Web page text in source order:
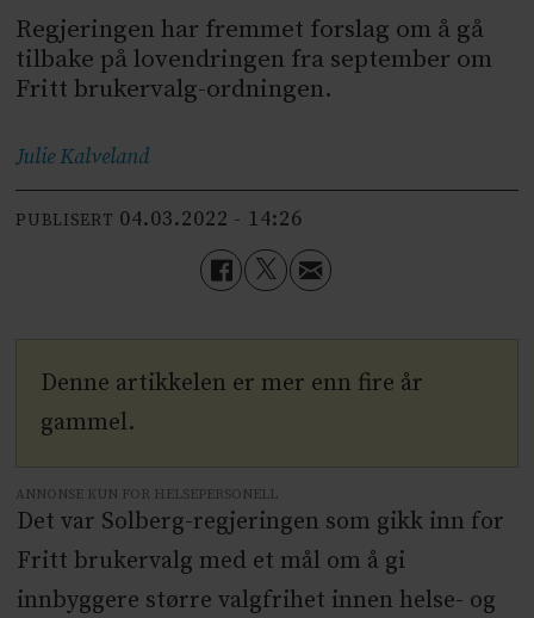
Regjeringen har fremmet forslag om å gå
tilbake på lovendringen fra september om
Fritt brukervalg-ordningen.
JulieKalveland
PUBLISERT 04.03.2022 - 14:26
Denne artikkelen er mer enn fire år
gammel.
ANNONSE KUN FOR HELSEPERSONELL
Det var Solberg-regjeringen som gikk inn for
Fritt brukervalg med et mål om å gi
innbyggere større valgfrihet innen helse- og